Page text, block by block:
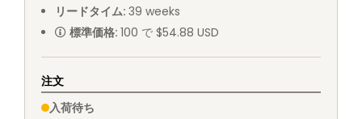
リードタイム: 39 weeks
標準価格: 100 で $54.88 USD
注文
入荷待ち